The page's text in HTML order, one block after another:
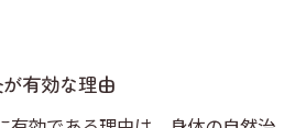
有効な理由